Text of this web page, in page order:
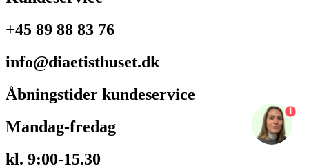
1
+45 89 88 83 76
info@diaetisthuset.dk
Åbningstider kundeservice
Mandag-fredag
kl. 9:00-15.30